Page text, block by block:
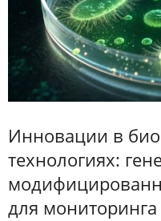
Инновации в
технологиях:
для мониторинга